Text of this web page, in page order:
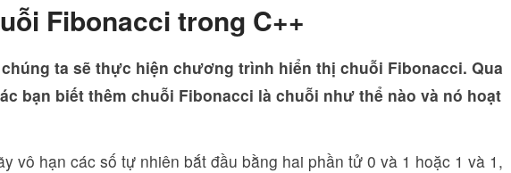
Fibonacci trong C++
ta sẽ thực hiện chương trình hiển thị chuỗi Fibonacci. Qua
bạn biết thêm chuỗi Fibonacci là chuỗi như thể nào và nó hoạt
vô hạn các số tự nhiên bắt đầu bằng hai phần tử 0 và 1 hoặc 1 và 1,